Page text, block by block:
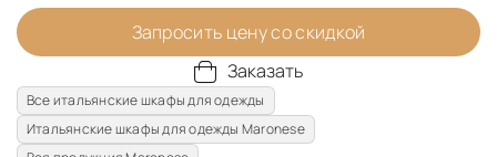
Запросить цену со скидкой
Заказать
Все итальянские шкафы для одежды
Итальянские шкафы для одежды Maronese